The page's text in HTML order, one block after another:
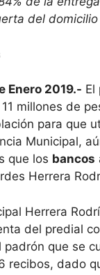
del
Enero 2019.- El
millones de
para que
Municipal,
que los bancos
Herrera
Herrera
del predial
padrón que se
recibos, dado